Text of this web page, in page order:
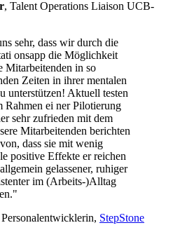
, Talent Operations Liaison UCB­
sehr, dass wir durch die
onsapp die Möglichkeit
Mitarbeitenden in so
Zeiten in ihrer mentalen
unterstützen! Aktuell testen
ei ner Pilotierung
sehr zufrieden mit dem
Mitarbeitenden berichten
dass sie mit wenig
positive Effekte er reichen
gelassener, ruhiger
im (Arbeits-)Alltag
Personalentwicklerin, StepStone